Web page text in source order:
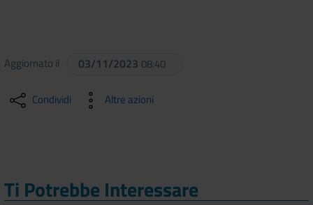
Aggiornato il 03/11/2023 08:40
Condividi Altre azioni
Ti Potrebbe Interessare